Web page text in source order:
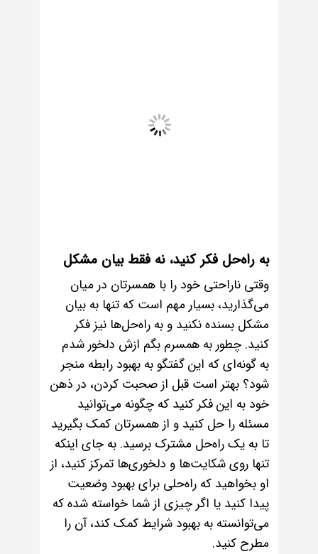
به راه‌حل فکر کنید، نه فقط بیان مشکل
وقتی ناراحتی خود را با همسرتان در میان
می‌گذارید، بسیار مهم است که تنها به بیان
مشکل بسنده نکنید و به راه‌حل‌ها نیز فکر
کنید. چطور به همسرم بگم ازش دلخور شدم
به گونه‌ای که این گفتگو به بهبود رابطه منجر
شود؟ بهتر است قبل از صحبت کردن، در ذهن
خود به این فکر کنید که چگونه می‌توانید
مسئله را حل کنید و از همسرتان کمک بگیرید
تا به یک راه‌حل مشترک برسید. به جای اینکه
تنها روی شکایت‌ها و دلخوری‌ها تمرکز کنید، از
او بخواهید که راه‌حلی برای بهبود وضعیت
پیدا کنید یا اگر چیزی از شما خواسته شده که
می‌توانسته به بهبود شرایط کمک کند، آن را
مطرح کنید.